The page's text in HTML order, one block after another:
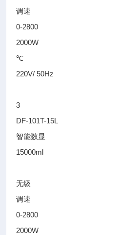
调速
0-2800
2000W
℃
220V/ 50Hz
3
DF-101T-15L
智能数显
15000ml
无级
调速
0-2800
2000W